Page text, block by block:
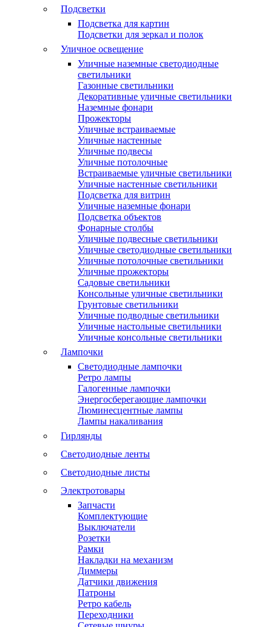
Подсветки
Подсветка для картин
Подсветки для зеркал и полок
Уличное освещение
Уличные наземные светодиодные
светильники
Газонные светильники
Декоративные уличные светильники
Наземные фонари
Прожекторы
Уличные встраиваемые
Уличные настенные
Уличные подвесы
Уличные потолочные
Встраиваемые уличные светильники
Уличные настенные светильники
Подсветка для витрин
Уличные наземные фонари
Подсветка объектов
Фонарные столбы
Уличные подвесные светильники
Уличные светодиодные светильники
Уличные потолочные светильники
Уличные прожекторы
Садовые светильники
Консольные уличные светильники
Грунтовые светильники
Уличные подводные светильники
Уличные настольные светильники
Уличные консольные светильники
Лампочки
Светодиодные лампочки
Ретро лампы
Галогенные лампочки
Энергосберегающие лампочки
Люминесцентные лампы
Лампы накаливания
Гирлянды
Светодиодные ленты
Светодиодные листы
Электротовары
Запчасти
Комплектующие
Выключатели
Розетки
Рамки
Накладки на механизм
Диммеры
Датчики движения
Патроны
Ретро кабель
Переходники